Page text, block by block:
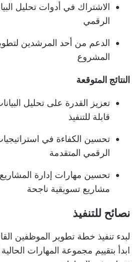
الاشتراك في أدوات تحليل
الرقمي
الدعم من أحد المرشدين
المشروع
النتائج المتوقعة
تعزيز القدرة على تحليل
قابلة للتنفيذ
تحسين الكفاءة في
الرقمي المتقدمة
تحسين مهارات إدارة
مشاريع تسويقية ناجحة
نصائح للتنفيذ
لبدء تنفيذ خطة تطوير الموظفين
ابدأ بتقييم مجموعة المهارات